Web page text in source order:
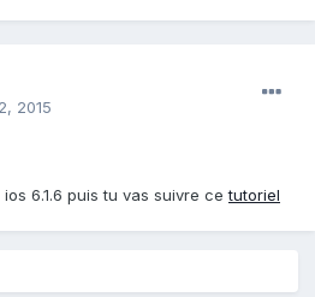
2015
6.1.6 puis tu vas suivre cetutoriel